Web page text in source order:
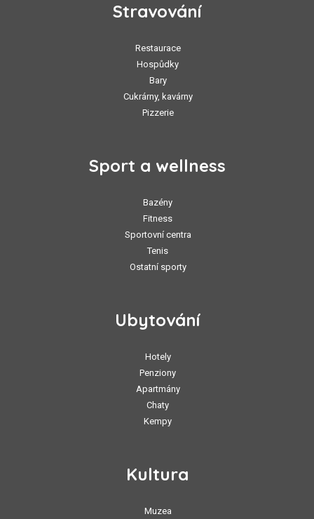
Stravování
Restaurace
Hospůdky
Bary
Cukrárny, kavárny
Pizzerie
Sport a wellness
Bazény
Fitness
Sportovní centra
Tenis
Ostatní sporty
Ubytování
Hotely
Penziony
Apartmány
Chaty
Kempy
Kultura
Muzea